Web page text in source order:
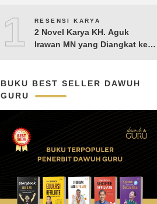
KH. Hasyim Asy’ari karya KH.
Aguk Irawan MN
10RESENSI KARYA
2 Novel Karya KH. Aguk
Irawan MN yang Diangkat ke
BUKU BEST SELLER DAWUH
GURU